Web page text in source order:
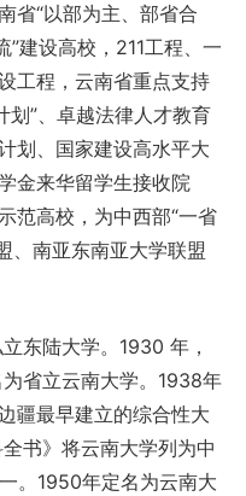
省“以部为主、部省合
”建设高校，211工程、一
工程，云南省重点支持
划”、卓越法律人才教育
划、国家建设高水平大
金来华留学生接收院
范高校，为中西部“一省
、南亚东南亚大学联盟
东陆大学。1930 年，
省立云南大学。1938年
疆最早建立的综合性大
书》将云南大学列为中
。1950年定名为云南大